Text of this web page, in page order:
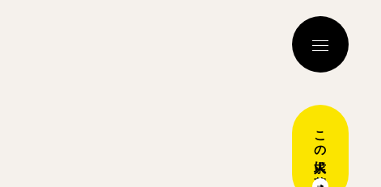
この求人に応募